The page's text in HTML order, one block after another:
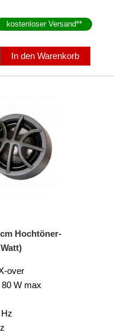
kostenloser Versand**
In den Warenkorb
Hochtöner-
over
W max